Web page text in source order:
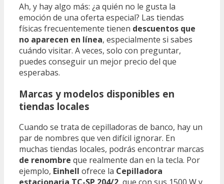
Ah, y hay algo más: ¿a quién no le gusta la
emoción de una oferta especial? Las tiendas
físicas frecuentemente tienen descuentos que
no aparecen en línea, especialmente si sabes
cuándo visitar. A veces, solo con preguntar,
puedes conseguir un mejor precio del que
esperabas.
Marcas y modelos disponibles en
tiendas locales
Cuando se trata de cepilladoras de banco, hay un
par de nombres que ven difícil ignorar. En
muchas tiendas locales, podrás encontrar marcas
de renombre que realmente dan en la tecla. Por
ejemplo, Einhell ofrece la Cepilladora